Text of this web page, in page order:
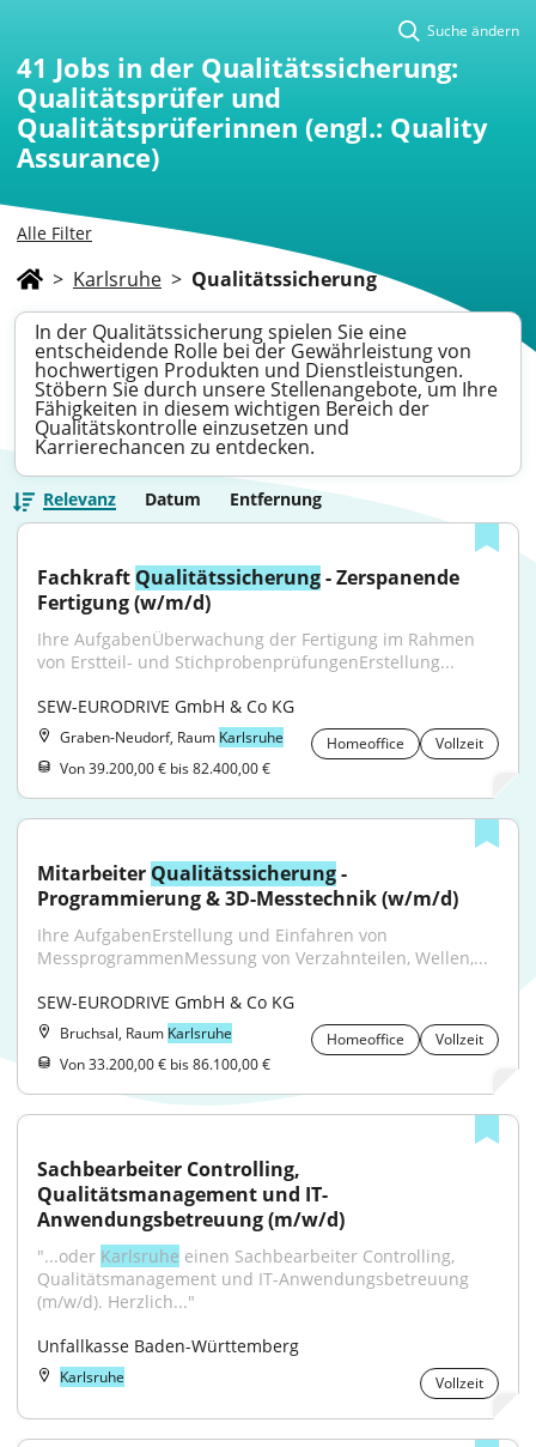
Alle Filter
Suche ändern
41 Jobs in der Qualitätssicherung:
Qualitätsprüfer und
Qualitätsprüferinnen (engl.: Quality
Assurance)
> Karlsruhe > Qualitätssicherung
In der Qualitätssicherung spielen Sie eine
entscheidende Rolle bei der Gewährleistung von
hochwertigen Produkten und Dienstleistungen.
Stöbern Sie durch unsere Stellenangebote, um Ihre
Fähigkeiten in diesem wichtigen Bereich der
Qualitätskontrolle einzusetzen und
Karrierechancen zu entdecken.
Relevanz Datum Entfernung
Fachkraft Qualitätssicherung - Zerspanende
Fertigung (w/m/d)
Ihre AufgabenÜberwachung der Fertigung im Rahmen
von Erstteil- und StichprobenprüfungenErstellung...
SEW-EURODRIVE GmbH & Co KG
Graben-Neudorf, Raum Karlsruhe Homeoffice
Vollzeit
Von 39.200,00 € bis 82.400,00 €
Mitarbeiter Qualitätssicherung -
Programmierung & 3D-Messtechnik (w/m/d)
Ihre AufgabenErstellung und Einfahren von
MessprogrammenMessung von Verzahnteilen, Wellen,...
SEW-EURODRIVE GmbH & Co KG
Bruchsal, Raum Karlsruhe Homeoffice
Vollzeit
Von 33.200,00 € bis 86.100,00 €
Sachbearbeiter Controlling,
Qualitätsmanagement und IT-
Anwendungsbetreuung (m/w/d)
"...oder Karlsruhe einen Sachbearbeiter Controlling,
Qualitätsmanagement und IT-Anwendungsbetreuung
(m/w/d). Herzlich..."
Unfallkasse Baden-Württemberg
Karlsruhe Vollzeit